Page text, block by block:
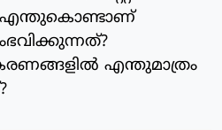
എന്തുകൊണ്ടാണ്
എന്തുമാത്രം